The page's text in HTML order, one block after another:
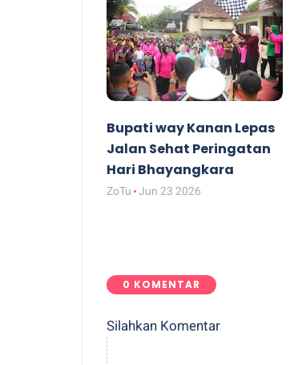
Bupati way Kanan Lepas
Jalan Sehat Peringatan
Hari Bhayangkara
ZoTu Jun 23 2026
0 KOMENTAR
Silahkan Komentar